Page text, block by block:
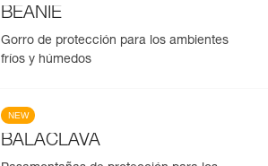
BEANIE
Gorro de protección para los ambientes
fríos y húmedos
NEW
BALACLAVA